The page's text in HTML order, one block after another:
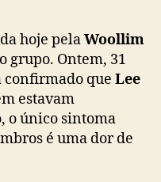
o
C
h
a
n
g
-
hoje pelaWoollim
grupo. Ontem, 31
confirmado que Lee
estavam
o único sintoma
é uma dor de